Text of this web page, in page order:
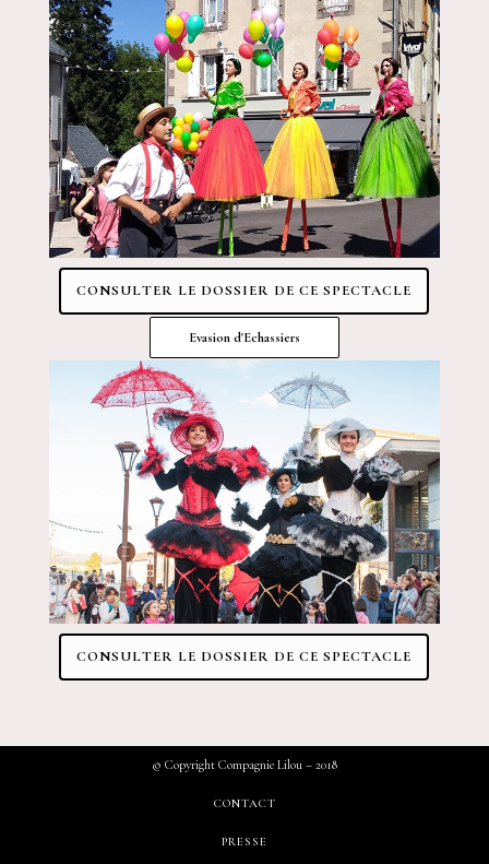
CONSULTER LE DOSSIER DE CE SPECTACLE
Evasion d'Echassiers
CONSULTER LE DOSSIER DE CE SPECTACLE
© Copyright Compagnie Lilou – 2018
CONTACT
PRESSE